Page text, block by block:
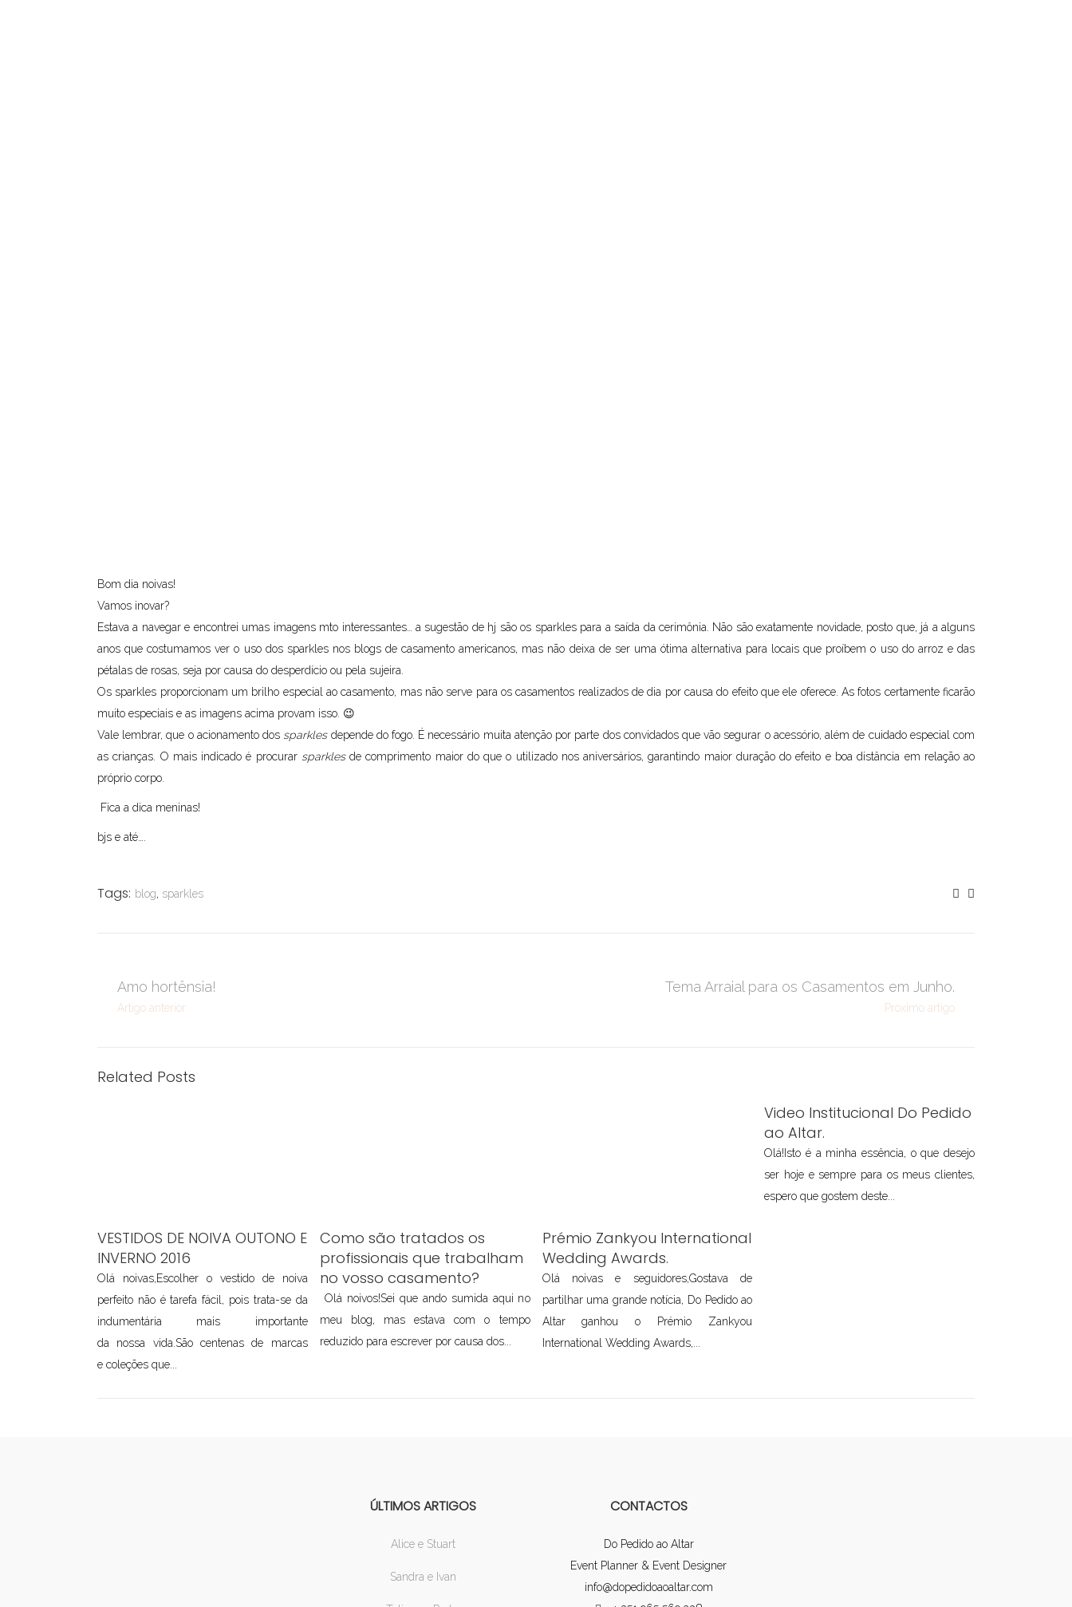
Bom dia noivas!
Vamos inovar?
Estava a navegar e encontrei umas imagens mto interessantes… a sugestão de hj são os sparkles para a saída da cerimônia. Não são exatamente novidade, posto que, já a alguns
anos que costumamos ver o uso dos sparkles nos blogs de casamento americanos, mas não deixa de ser uma ótima alternativa para locais que proíbem o uso do arroz e das
pétalas de rosas, seja por causa do desperdício ou pela sujeira.
Os sparkles proporcionam um brilho especial ao casamento, mas não serve para os casamentos realizados de dia por causa do efeito que ele oferece. As fotos certamente ficarão
muito especiais e as imagens acima provam isso. 😉
Vale lembrar, que o acionamento dos sparkles depende do fogo. É necessário muita atenção por parte dos convidados que vão segurar o acessório, além de cuidado especial com
as crianças. O mais indicado é procurar sparklesde comprimento maior do que o utilizado nos aniversários, garantindo maior duração do efeito e boa distância em relação ao
próprio corpo.
Fica a dica meninas!
bjs e até….
Tags: blog, sparkles
Amo hortênsia!
Artigo anterior
Tema Arraial para os Casamentos em Junho.
Próximo artigo
Related Posts
VESTIDOS DE NOIVA OUTONO E
INVERNO 2016
Olá noivas,Escolher o vestido de noiva
perfeito não é tarefa fácil, pois trata-se da
indumentária mais importante
da nossa vida.São centenas de marcas
e coleções que...
Como são tratados os
profissionais que trabalham
no vosso casamento?
Olá noivos!Sei que ando sumida aqui no
meu blog, mas estava com o tempo
reduzido para escrever por causa dos...
Prémio Zankyou International
Wedding Awards.
Olá noivas e seguidores,Gostava de
partilhar uma grande notícia, Do Pedido ao
Altar ganhou o Prémio Zankyou
International Wedding Awards,...
Video Institucional Do Pedido
ao Altar.
Olá!Isto é a minha essência, o que desejo
ser hoje e sempre para os meus clientes,
espero que gostem deste...
ÚLTIMOS ARTIGOS
Alice e Stuart
Sandra e Ivan
CONTACTOS
Do Pedido ao Altar
Event Planner & Event Designer
info@dopedidoaoaltar.com